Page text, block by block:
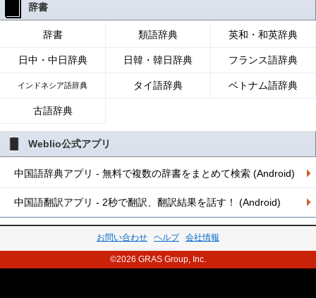
辞書
辞書 類語辞典 英和・和英辞典
日中・中日辞典 日韓・韓日辞典 フランス語辞典
インドネシア語辞典 タイ語辞典 ベトナム語辞典
古語辞典
Weblio公式アプリ
中国語辞典アプリ - 無料で複数の辞書をまとめて検索 (Android)
中国語翻訳アプリ - 2秒で翻訳、翻訳結果を話す！ (Android)
お問い合わせ ヘルプ 会社情報
©2026 GRAS Group, Inc.